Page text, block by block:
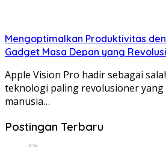
Mengoptimalkan Produktivitas
Gadget Masa Depan yang
Apple Vision Pro hadir sebagai
teknologi paling revolusioner yang
manusia…
Postingan Terbaru